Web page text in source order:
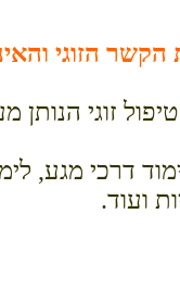
הזוגי
זוגי
דרכי מגע,
ועוד.